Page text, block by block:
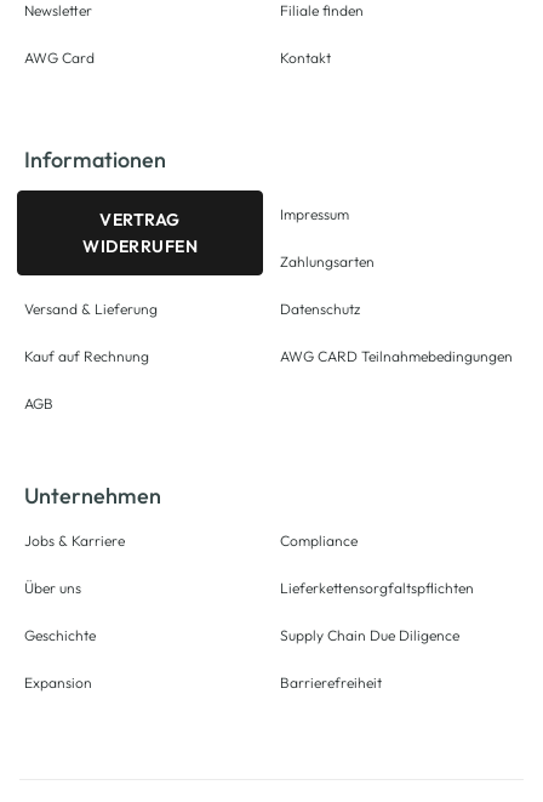
Newsletter
AWG Card
Filiale finden
Kontakt
Informationen
VERTRAG
WIDERRUFEN
Versand & Lieferung
Kauf auf Rechnung
AGB
Impressum
Zahlungsarten
Datenschutz
AWG CARD Teilnahmebedingungen
Unternehmen
Jobs & Karriere
Über uns
Geschichte
Expansion
Compliance
Lieferkettensorgfaltspflichten
Supply Chain Due Diligence
Barrierefreiheit